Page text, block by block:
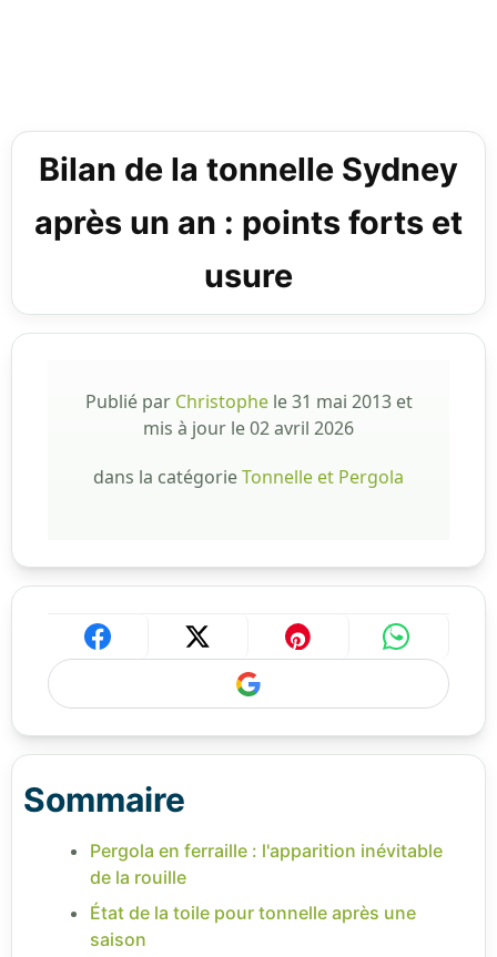
Bilan de la tonnelle Sydney
après un an : points forts et
usure
Publié par Christophele31 mai 2013et
mis à jour le02 avril 2026
dans la catégorieTonnelle et Pergola
Sommaire
Pergola en ferraille : l'apparition inévitable
de la rouille
État de la toile pour tonnelle après une
saison